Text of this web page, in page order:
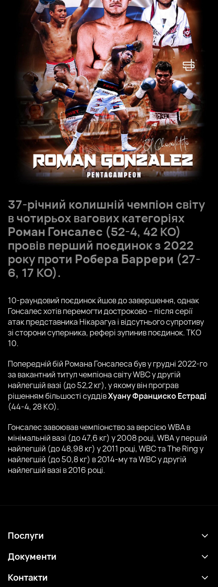
37-річний колишній чемпіон світу
в чотирьох вагових категоріях
Роман Гонсалес (52-4, 42 КО)
провів перший поєдинок з 2022
року проти Робера Баррери (27-
6, 17 КО).
10-раундовий поєдинок йшов до завершення, однак
Гонсалес хотів перемогти достроково – після серії
атак представника Нікарагуа і відсутнього супротиву
зі сторони суперника, рефері зупинив поєдинок. TKO
10.
Попередній бій Романа Гонсалеса був у грудні 2022-го
за вакантний титул чемпіона світу WBC у другій
найлегшій вазі (до 52,2 кг), у якому він програв
рішенням більшості суддівХуану Франциско Естраді
(44-4, 28 КО).
Гонсалес завоював чемпіонство за версією WBA в
мінімальній вазі (до 47,6 кг) у 2008 році, WBA у першій
найлегшій (до 48,98 кг) у 2011 році, WBC та The Ring у
найлегшій (до 50,8 кг) в 2014-му та WBC у другій
найлегшій вазі в 2016 році.
Послуги
Розклад
Документи
Політика конфіденційності
Контакти